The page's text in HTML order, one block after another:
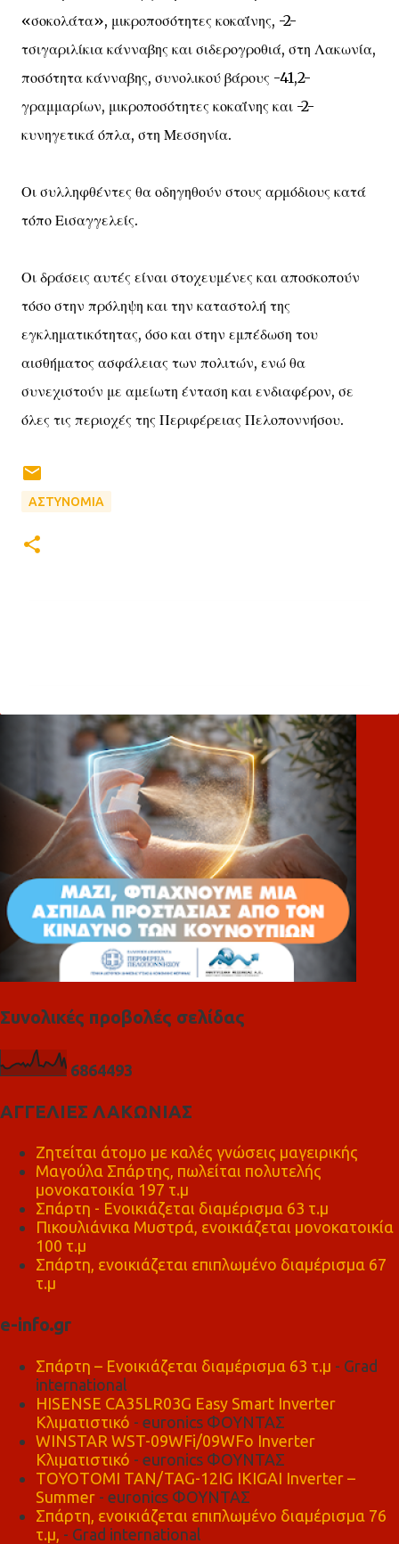
«σοκολάτα», μικροποσότητες κοκαΐνης, -2-
τσιγαριλίκια κάνναβης και σιδερογροθιά, στη Λακωνία,
ποσότητα κάνναβης, συνολικού βάρους -41,2-
γραμμαρίων, μικροποσότητες κοκαΐνης και -2-
κυνηγετικά όπλα, στη Μεσσηνία.
Οι συλληφθέντες θα οδηγηθούν στους αρμόδιους κατά
τόπο Εισαγγελείς.
Οι δράσεις αυτές είναι στοχευμένες και αποσκοπούν
τόσο στην πρόληψη και την καταστολή της
εγκληματικότητας, όσο και στην εμπέδωση του
αισθήματος ασφάλειας των πολιτών, ενώ θα
συνεχιστούν με αμείωτη ένταση και ενδιαφέρον, σε
όλες τις περιοχές της Περιφέρειας Πελοποννήσου.
ΑΣΤΥΝΟΜΙΑ
λ
Συνολικές προβολές σελίδας
6864493
ΑΓΓΕΛΙΕΣ ΛΑΚΩΝΙΑΣ
Ζητείται άτομο με καλές γνώσεις μαγειρικής
Μαγούλα Σπάρτης, πωλείται πολυτελής
μονοκατοικία 197 τ.μ
Σπάρτη - Ενοικιάζεται διαμέρισμα 63 τ.μ
Πικουλιάνικα Μυστρά, ενοικιάζεται μονοκατοικία
100 τ.μ
Σπάρτη, ενοικιάζεται επιπλωμένο διαμέρισμα 67
τ.μ
e-info.gr
Σπάρτη – Ενοικιάζεται διαμέρισμα 63 τ.μ - Grad
international
HISENSE CA35LR03G Easy Smart Inverter
Κλιματιστικό - euronics ΦΟΥΝΤΑΣ
WINSTAR WST-09WFi/09WFo Inverter
Κλιματιστικό - euronics ΦΟΥΝΤΑΣ
TOYOTOMI TAN/TAG-12IG IKIGAI Inverter –
Summer - euronics ΦΟΥΝΤΑΣ
Σπάρτη, ενοικιάζεται επιπλωμένο διαμέρισμα 76
τ.μ, - Grad international